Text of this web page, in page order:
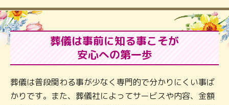
葬儀は事前に知る事こそが
安心への第一歩
葬儀は普段関わる事が少なく専門的で分かりにくい事ば
かりです。また、葬儀社によってサービスや内容、金額